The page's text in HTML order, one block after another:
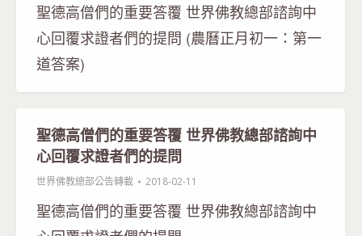
聖德高僧們的重要答覆 世界佛教總部諮詢中
心回覆求證者們的提問 (農曆正月初一：第一
道答案)
聖德高僧們的重要答覆 世界佛教總部諮詢中
心回覆求證者們的提問
世界佛教總部公告轉載 2018-02-11
聖德高僧們的重要答覆 世界佛教總部諮詢中